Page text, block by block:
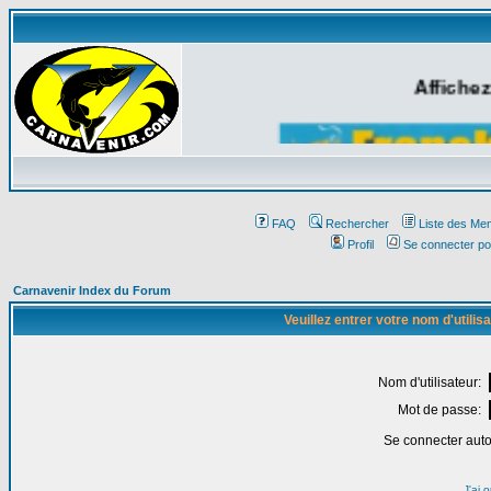
FAQ Rechercher
Liste des
Profil
Se connecter
Carnavenir Index du Forum
Veuillez entrer votre nom
Nom d'utilisateur:
Mot de passe:
Se connecter